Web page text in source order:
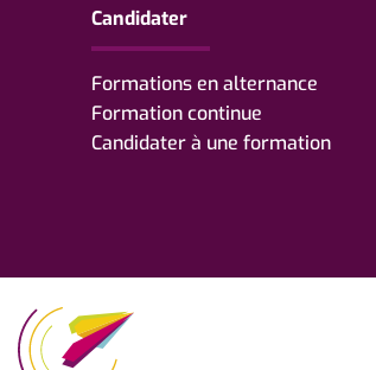
Candidater
Formations en alternance
Formation continue
Candidater à une formation